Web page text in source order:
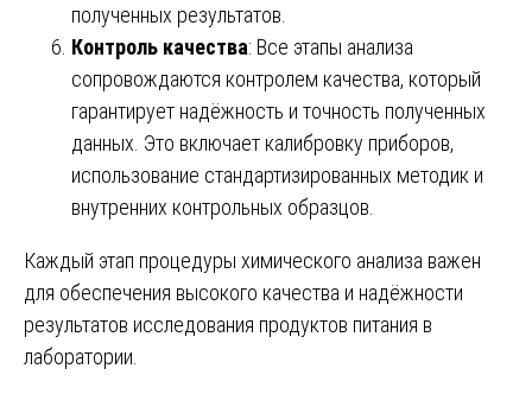
полученных результатов.
Контроль качества: Все этапы анализа
сопровождаются контролем качества, который
гарантирует надёжность и точность полученных
данных. Это включает калибровку приборов,
использование стандартизированных методик и
внутренних контрольных образцов.
Каждый этап процедуры химического анализа важен
для обеспечения высокого качества и надёжности
результатов исследования продуктов питания в
лаборатории.